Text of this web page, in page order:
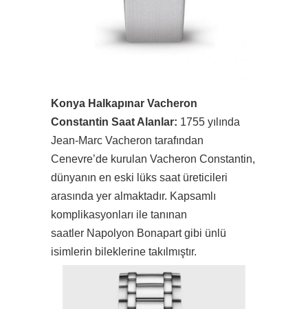
Konya Halkapınar Vacheron
Constantin Saat Alanlar: 1755 yılında
Jean-Marc Vacheron tarafından
Cenevre’de kurulan Vacheron Constantin,
dünyanın en eski lüks saat üreticileri
arasında yer almaktadır. Kapsamlı
komplikasyonları ile tanınan
saatler Napolyon Bonapart gibi ünlü
isimlerin bileklerine takılmıştır.